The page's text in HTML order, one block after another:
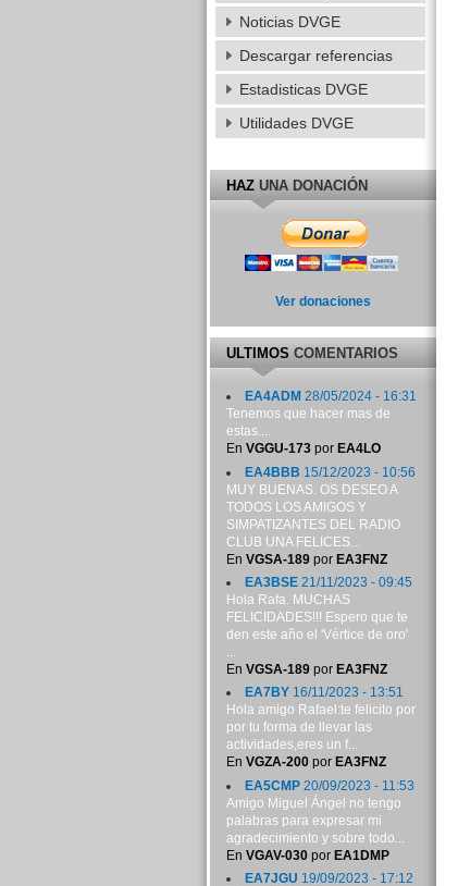
Noticias DVGE
Descargar referencias
Estadisticas DVGE
Utilidades DVGE
HAZUNA DONACIÓN
Ver donaciones
ULTIMOSCOMENTARIOS
EA4ADM 28/05/2024 - 16:31
Tenemos que hacer mas de
estas....
En VGGU-173por EA4LO
EA4BBB 15/12/2023 - 10:56
MUY BUENAS. OS DESEO A
TODOS LOS AMIGOS Y
SIMPATIZANTES DEL RADIO
CLUB UNA FELICES...
En VGSA-189por EA3FNZ
EA3BSE21/11/2023 - 09:45
Hola Rafa. MUCHAS
FELICIDADES!!! Espero que te
den este año el 'Vértice de oro'
...
En VGSA-189por EA3FNZ
EA7BY16/11/2023 - 13:51
Hola amigo Rafael:te felicito por
por tu forma de llevar las
actividades,eres un f...
En VGZA-200por EA3FNZ
EA5CMP20/09/2023 - 11:53
Amigo Miguel Ángel no tengo
palabras para expresar mi
agradecimiento y sobre todo...
En VGAV-030por EA1DMP
EA7JGU 19/09/2023 - 17:12